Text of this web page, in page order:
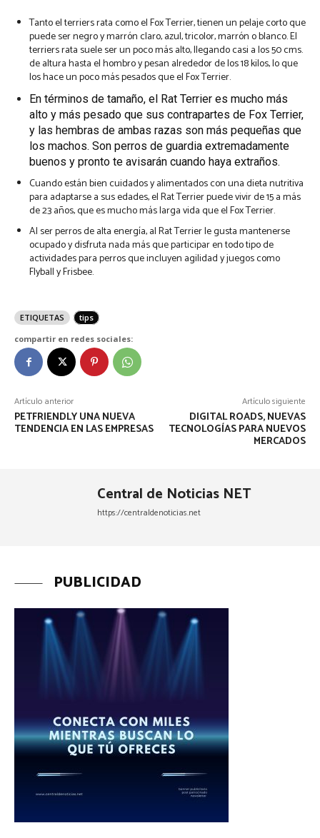
Tanto el terriers rata como el Fox Terrier, tienen un pelaje corto que
puede ser negro y marrón claro, azul, tricolor, marrón o blanco. El
terriers rata suele ser un poco más alto, llegando casi a los 50 cms.
de altura hasta el hombro y pesan alrededor de los 18 kilos, lo que
los hace un poco más pesados ​​que el Fox Terrier.
En términos de tamaño, el Rat Terrier es mucho más
alto y más pesado que sus contrapartes de Fox Terrier,
y las hembras de ambas razas son más pequeñas que
los machos. Son perros de guardia extremadamente
buenos y pronto te avisarán cuando haya extraños.
Cuando están bien cuidados y alimentados con una dieta nutritiva
para adaptarse a sus edades, el Rat Terrier puede vivir de 15 a más
de 23 años, que es mucho más larga vida que el Fox Terrier.
Al ser perros de alta energía, al Rat Terrier le gusta mantenerse
ocupado y disfruta nada más que participar en todo tipo de
actividades para perros que incluyen agilidad y juegos como
Flyball y Frisbee.
ETIQUETAS
tips
compartir en redes sociales:
Artículo anterior
PETFRIENDLY UNA NUEVA
TENDENCIA EN LAS EMPRESAS
Artículo siguiente
DIGITAL ROADS, NUEVAS
TECNOLOGÍAS PARA NUEVOS
MERCADOS
Central de Noticias NET
https://centraldenoticias.net
PUBLICIDAD